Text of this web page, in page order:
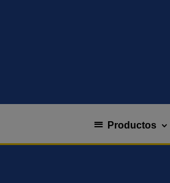
Productos